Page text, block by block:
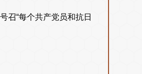
召“每个共产党员和抗日